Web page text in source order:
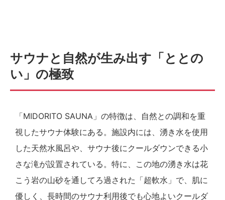
サウナと自然が生み出す「ととの
い」の極致
「MIDORITO SAUNA」の特徴は、自然との調和を重
視したサウナ体験にある。施設内には、湧き水を使用
した天然水風呂や、サウナ後にクールダウンできる小
さな滝が設置されている。特に、この地の湧き水は花
こう岩の山砂を通してろ過された「超軟水」で、肌に
優しく、長時間のサウナ利用後でも心地よいクールダ